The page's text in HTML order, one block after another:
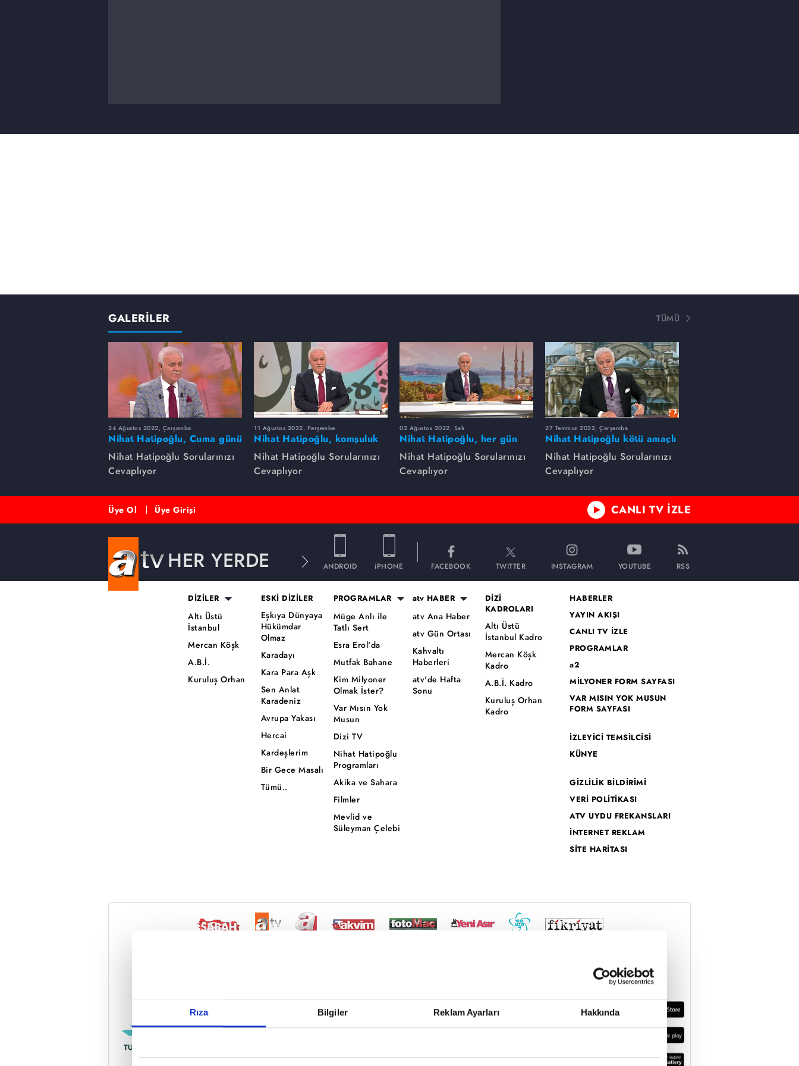
Rıza Bilgiler Reklam Ayarları Hakkında
Reddet
GALERİLER TÜMÜ
24 Ağustos 2022, Çarşamba
Nihat Hatipoğlu, Cuma günü
yapılması sünnet olan
davranışları anlatıyor...
Nihat Hatipoğlu Sorularınızı
Cevaplıyor
11 Ağustos 2022, Perşembe
Nihat Hatipoğlu, komşuluk
haklarını anlatıyor.
Nihat Hatipoğlu Sorularınızı
Cevaplıyor
02 Ağustos 2022, Salı
Nihat Hatipoğlu, her gün
yapılması tavsiye edilenleri
anlatıyor...
Nihat Hatipoğlu Sorularınızı
Cevaplıyor
27 Temmuz 2022, Çarşamba
Nihat Hatipoğlu kötü amaçlı
muskanın niçin yapıldığını
anlatıyor...
Nihat Hatipoğlu Sorularınızı
Cevaplıyor
Üye Ol Üye Girişi CANLI TV İZLE
HER YERDE ANDROID iPHONE FACEBOOK TWITTER INSTAGRAM YOUTUBE RSS
DİZİLER
Altı Üstü
İstanbul
Mercan Köşk
A.B.İ.
Kuruluş Orhan
ESKİ DİZİLER
Eşkıya Dünyaya
Hükümdar
Olmaz
Karadayı
Kara Para Aşk
Sen Anlat
Karadeniz
Avrupa Yakası
Hercai
Kardeşlerim
Bir Gece Masalı
Tümü..
PROGRAMLAR
Müge Anlı ile
Tatlı Sert
Esra Erol'da
Mutfak Bahane
Kim Milyoner
Olmak İster?
Var Mısın Yok
Musun
Dizi TV
Nihat Hatipoğlu
Programları
Akika ve Sahara
Filmler
Mevlid ve
Süleyman Çelebi
atv HABER
atv Ana Haber
atv Gün Ortası
Kahvaltı
Haberleri
atv'de Hafta
Sonu
DİZİ
KADROLARI
Altı Üstü
İstanbul Kadro
Mercan Köşk
Kadro
A.B.İ. Kadro
Kuruluş Orhan
Kadro
HABERLER
YAYIN AKIŞI
CANLI TV İZLE
PROGRAMLAR
a2
MİLYONER FORM SAYFASI
VAR MISIN YOK MUSUN
FORM SAYFASI
İZLEYİCİ TEMSİLCİSİ
KÜNYE
GİZLİLİK BİLDİRİMİ
VERİ POLİTİKASI
ATV UYDU FREKANSLARI
İNTERNET REKLAM
SİTE HARİTASI